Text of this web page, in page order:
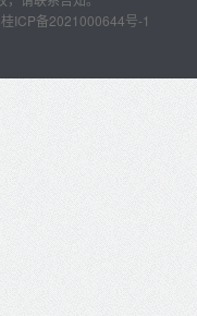
桂ICP备2021000644号-1